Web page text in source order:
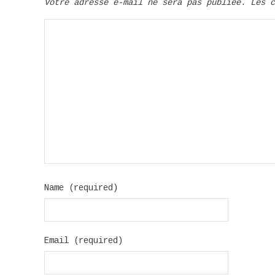
Votre adresse e-mail ne sera pas publiée. Les
Name (required)
Email (required)